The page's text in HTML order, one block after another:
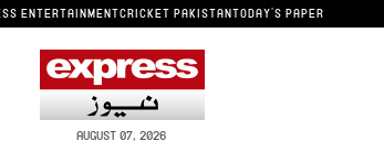
ENTERTAINMENTCRICKET PAKISTANTODAY'S PAPER
AUGUST 07, 2026